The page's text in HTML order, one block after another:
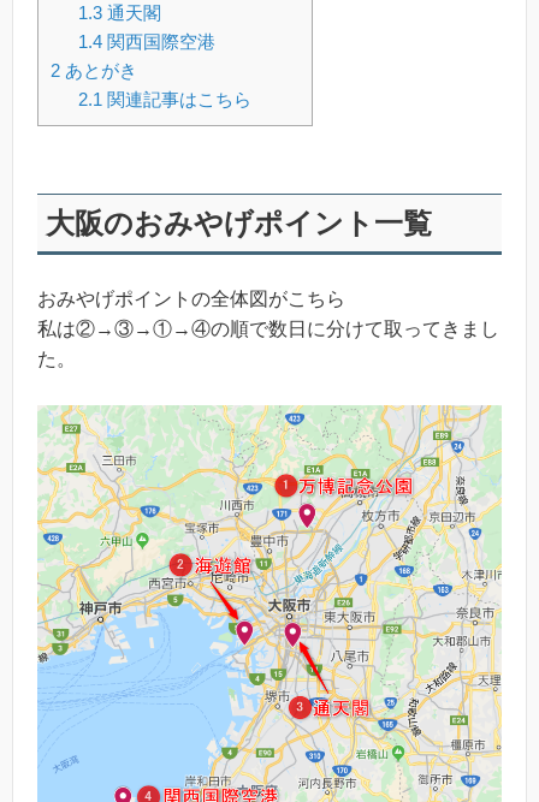
1.3通天閣
1.4関西国際空港
2 あとがき
2.1 関連記事はこちら
大阪のおみやげポイント一覧
おみやげポイントの全体図がこちら
私は②→③→①→④の順で数日に分けて取ってきまし
た。